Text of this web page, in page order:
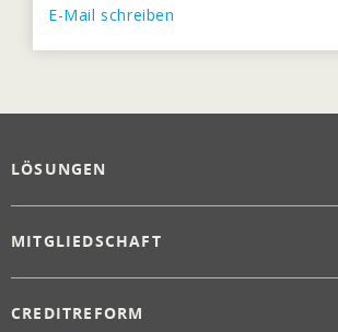
E-Mail schreiben
LÖSUNGEN
MITGLIEDSCHAFT
CREDITREFORM